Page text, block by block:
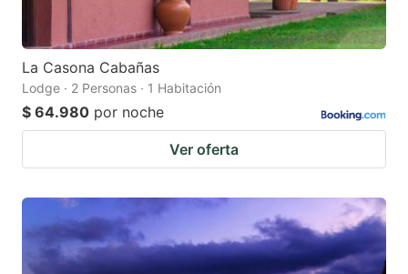
La Casona Cabañas
Lodge · 2 Personas · 1 Habitación
$ 64.980 por noche
Ver oferta